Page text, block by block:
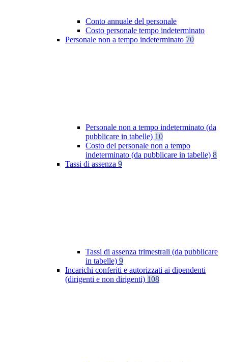
Conto annuale del personale
Costo personale tempo indeterminato
Personale non a tempo indeterminato 70
Personale non a tempo indeterminato (da
pubblicare in tabelle) 10
Costo del personale non a tempo
indeterminato (da pubblicare in tabelle) 8
Tassi di assenza 9
Tassi di assenza trimestrali (da pubblicare
in tabelle) 9
Incarichi conferiti e autorizzati ai dipendenti
(dirigenti e non dirigenti) 108